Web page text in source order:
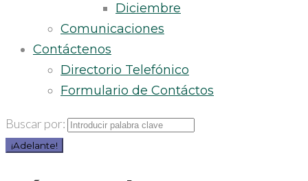
Diciembre
Comunicaciones
Contáctenos
Directorio Telefónico
Formulario de Contáctos
Buscar por:
¡Adelante!